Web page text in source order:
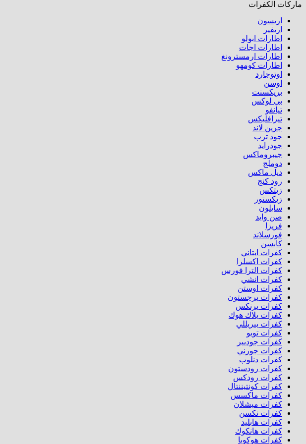
ماركات الكفرات
اريسون
اريفير
اطارات ابولو
اطارات اجات
اطارات ارمسترونغ
اطارات كومهو​
اوتوجارد
اوسن
بريكسنت
بي لوكس
تيانفو
تيرافليكس
جرين لاند
جود ترب
جودرايد
جيبروماكس
دوملج
ديل ماكس
رود كنج
زيتكس
زيكستور
سايلون
صن وايد
فريزا
فورسلاند
كابسن
كفرات ابتاني
كفرات اكسلرا
كفرات الترا فورس
كفرات انشي
كفرات اوستن
كفرات برجستون
كفرات برنكس
كفرات بلاك هوك
كفرات بيريللي
كفرات تويو
كفرات جوديير
كفرات جورني
كفرات دنلوب
كفرات رودستون
كفرات رودكس
كفرات كونتيننتال
كفرات ماكسس
كفرات ميشلان
كفرات نكسن
كفرات هابليد
كفرات هانكوك
كفرات هوكوبا